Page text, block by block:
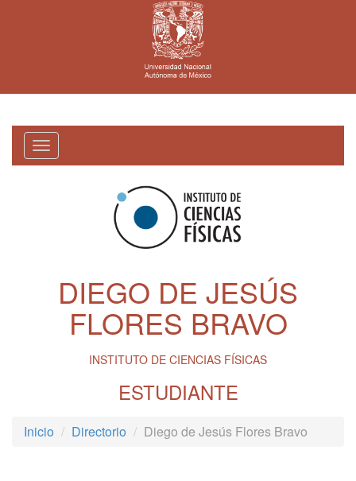
Toggle
navigation
DIEGO DE JESÚS
FLORES BRAVO
INSTITUTO DE CIENCIAS FÍSICAS
ESTUDIANTE
Inicio Directorio Diego de Jesús Flores Bravo